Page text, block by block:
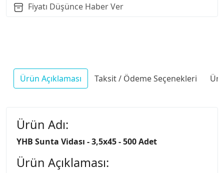
Fiyatı Düşünce Haber Ver
Ürün Açıklaması Taksit / Ödeme Seçenekleri
Ürün Adı:
YHB Sunta Vidası - 3,5x45 - 500 Adet
Ürün Açıklaması: